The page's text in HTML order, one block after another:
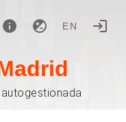
EN